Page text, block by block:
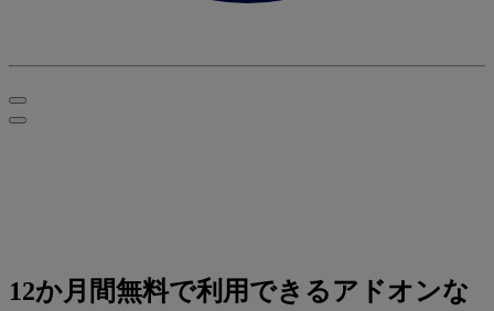
12か月間無料で利用できるアドオンな